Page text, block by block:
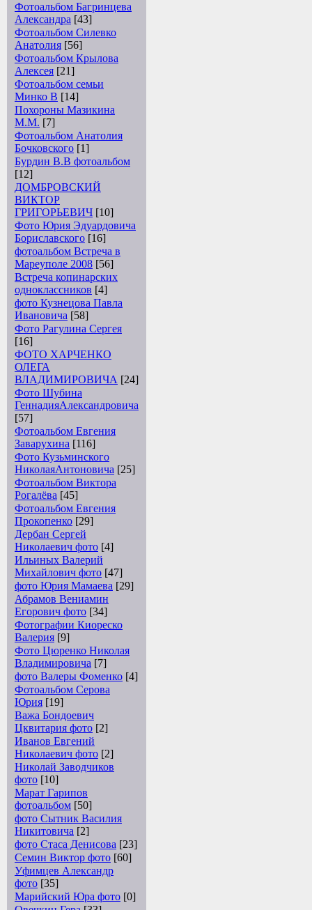
Фотоальбом Багринцева
Александра [43]
Фотоальбом Силевко
Анатолия [56]
Фотоальбом Крылова
Алексея [21]
Фотоальбом семьи
Минко В [14]
Похороны Мазикина
М.М. [7]
Фотоальбом Анатолия
Бочковского [1]
Бурдин В.В фотоальбом
[12]
ДОМБРОВСКИЙ
ВИКТОР
ГРИГОРЬЕВИЧ [10]
Фото Юрия Эдуардовича
Бориславского [16]
фотоальбом Встреча в
Мареуполе 2008 [56]
Встреча копинарских
одноклассников [4]
фото Кузнецова Павла
Ивановича [58]
Фото Рагулина Сергея
[16]
ФОТО ХАРЧЕНКО
ОЛЕГА
ВЛАДИМИРОВИЧА [24]
Фото Шубина
ГеннадияАлександровича
[57]
Фотоальбом Евгения
Заварухина [116]
Фото Кузьминского
НиколаяАнтоновича [25]
Фотоальбом Виктора
Рогалёва [45]
Фотоальбом Евгения
Прокопенко [29]
Дербан Сергей
Николаевич фото [4]
Ильиных Валерий
Михайлович фото [47]
фото Юрия Мамаева [29]
Абрамов Вениамин
Егорович фото [34]
Фотографии Киореско
Валерия [9]
Фото Цюренко Николая
Владимировича [7]
фото Валеры Фоменко [4]
Фотоальбом Серова
Юрия [19]
Важа Бондоевич
Цквитария фото [2]
Иванов Евгений
Николаевич фото [2]
Николай Заводчиков
фото [10]
Марат Гарипов
фотоальбом [50]
фото Сытник Василия
Никитовича [2]
фото Стаса Денисова [23]
Семин Виктор фото [60]
Уфимцев Александр
фото [35]
Марийский Юра фото [0]